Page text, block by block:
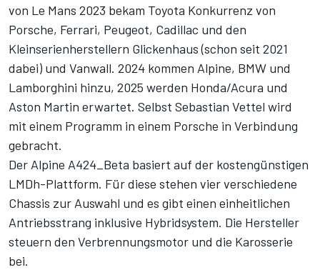
von Le Mans 2023 bekam Toyota Konkurrenz von
Porsche, Ferrari, Peugeot, Cadillac und den
Kleinserienherstellern Glickenhaus (schon seit 2021
dabei) und Vanwall. 2024 kommen Alpine, BMW und
Lamborghini hinzu, 2025 werden Honda/Acura und
Aston Martin erwartet. Selbst Sebastian Vettel wird
mit einem Programm in einem Porsche in Verbindung
gebracht.
Der Alpine A424_Beta basiert auf der kostengünstigen
LMDh-Plattform. Für diese stehen vier verschiedene
Chassis zur Auswahl und es gibt einen einheitlichen
Antriebsstrang inklusive Hybridsystem. Die Hersteller
steuern den Verbrennungsmotor und die Karosserie
bei.